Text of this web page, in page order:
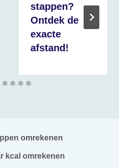
stappen?
Ontdek de
exacte
afstand!
omrekenen
kcal omrekenen